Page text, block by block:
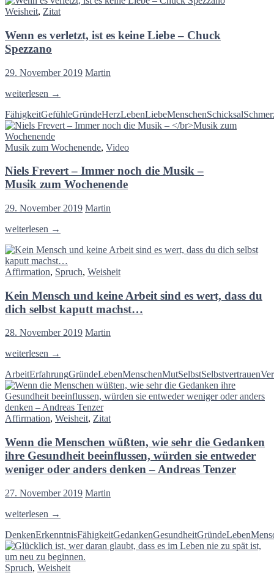
Ich
nur
da,
um
Fenster
einzusetzen,
vorher
Wände
waren
–
Michel
Foucault
Weisheit, Zitat
Wenn es verletzt, ist es keine Liebe – Chuck
Spezzano
29. November 2019 Martin
Wenn
verletzt,
ist
es
keine
–
Chuck
Spezzano
weiterlesen →
FähigkeitGefühleGründeHerzLebenLiebeMenschenSchicksal
Musik zum Wochenende, Video
Niels Frevert – Immer noch die Musik –
Musik zum Wochenende
29. November 2019 Martin
Niels
–
Immer
noch
Musik
–
Musik
zum
Wochenende
weiterlesen →
Affirmation, Spruch, Weisheit
Kein Mensch und keine Arbeit sind es wert, dass du
dich selbst kaputt machst…
28. November 2019 Martin
Kein
und
keine
Arbeit
sind
es
dass
du
dich
selbst
machst…
weiterlesen →
ArbeitErfahrungGründeLebenMenschenMutSelbstSelbstvertrauen
Affirmation, Weisheit, Zitat
Wenn die Menschen wüßten, wie sehr die Gedanken
ihre Gesundheit beeinflussen, würden sie entweder
weniger oder anders denken – Andreas Tenzer
27. November 2019 Martin
Wenn
Menschen
wüßten,
wie
sehr
weiterlesen →
DenkenErkenntnisFähigkeitGedankenGesundheitGründeLeben
Spruch, Weisheit